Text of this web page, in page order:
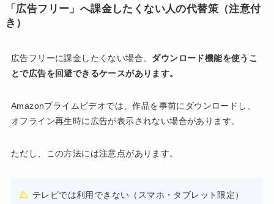
「広告フリー」へ課金したくない人の代替策（注意付
き）
広告フリーに課金したくない場合、 ダウンロード機能を使うこ
とで広告を回避できるケースがあります。
Amazonプライムビデオでは、作品を事前にダウンロードし、
オフライン再生時に広告が表示されない場合があります。
ただし、この方法には注意点があります。
テレビでは利用できない（スマホ・タブレット限定）